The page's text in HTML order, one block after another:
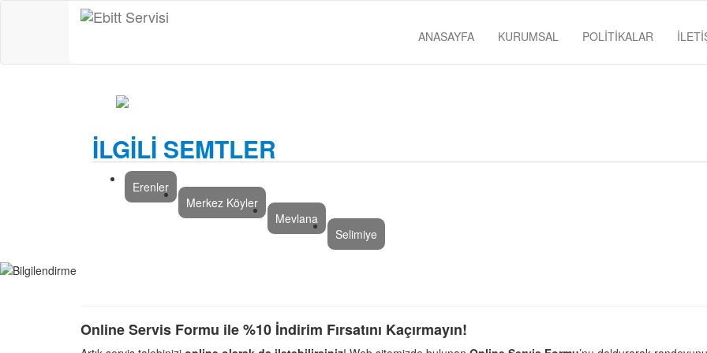
ANASAYFA KURUMSAL POLİTİKALAR
İLGİLİ SEMTLER
Erenler
Merkez Köyler
Mevlana
Selimiye
Online Servis Formu ile %10 İndirim Fırsatını Kaçırmayın!